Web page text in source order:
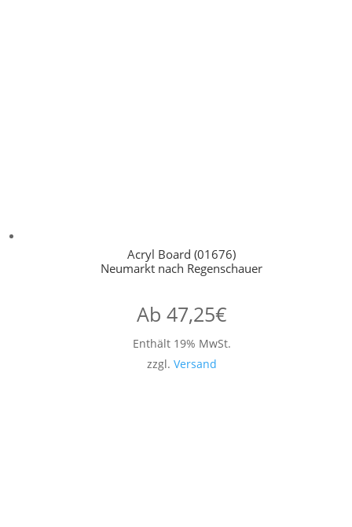
Acryl Board (01676)
Neumarkt nach Regenschauer
Ab 47,25€
Enthält 19% MwSt.
zzgl. Versand